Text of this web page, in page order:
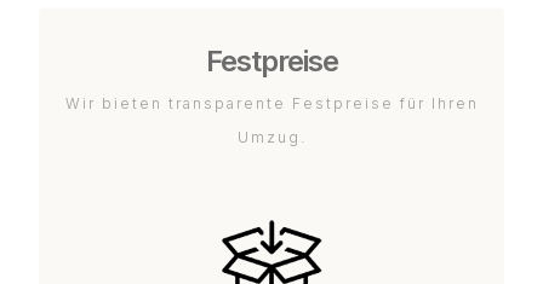
Festpreise
Wir bieten transparente Festpreise für Ihren
Umzug.